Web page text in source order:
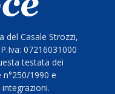
del Casale Strozzi,
07216031000
testata dei
1990 e